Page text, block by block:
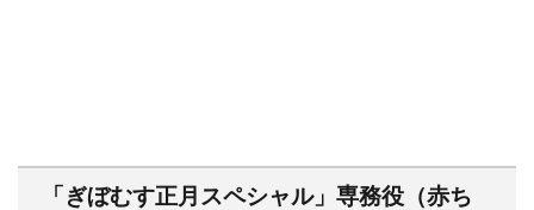
「ぎぼむす正月スペシャル」専務役（赤ち